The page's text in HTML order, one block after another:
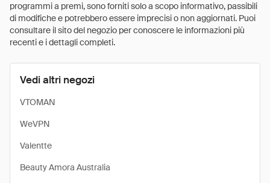
programmi a premi, sono forniti solo a scopo informativo, passibili
di modifiche e potrebbero essere imprecisi o non aggiornati. Puoi
consultare il sito del negozio per conoscere le informazioni più
recenti e i dettagli completi.
Vedi altri negozi
VTOMAN
WeVPN
Valentte
Beauty Amora Australia